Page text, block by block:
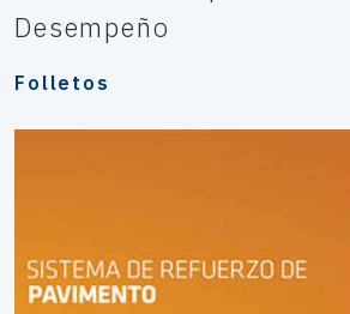
Desempeño
Folletos